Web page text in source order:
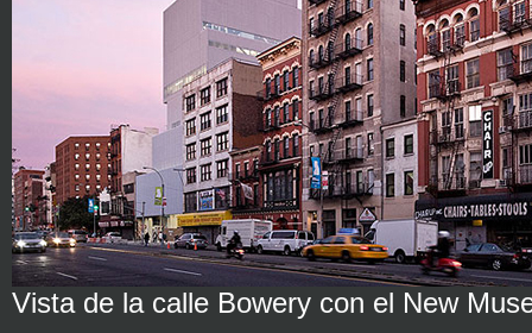
Vista de la calle Bowery con el New